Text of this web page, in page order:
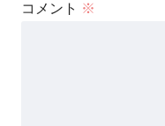
コメント ※